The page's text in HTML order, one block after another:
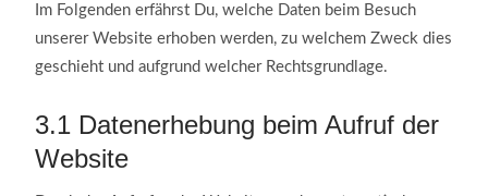
Im Folgenden erfährst Du, welche Daten beim Besuch
unserer Website erhoben werden, zu welchem Zweck dies
geschieht und aufgrund welcher Rechtsgrundlage.
3.1 Datenerhebung beim Aufruf der
Website